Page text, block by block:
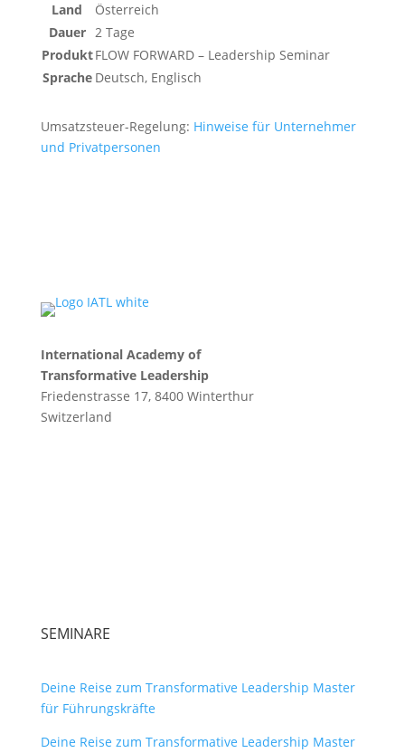
Land
Österreich
Dauer 2 Tage
ProduktFLOW FORWARD – Leadership Seminar
Sprache Deutsch, Englisch
Umsatzsteuer-Regelung: Hinweise für Unternehmer
und Privatpersonen
International Academy of
Transformative Leadership
Friedenstrasse 17, 8400 Winterthur
Switzerland
SEMINARE
Deine Reise zum Transformative Leadership Master
für Führungskräfte
Deine Reise zum Transformative Leadership Master